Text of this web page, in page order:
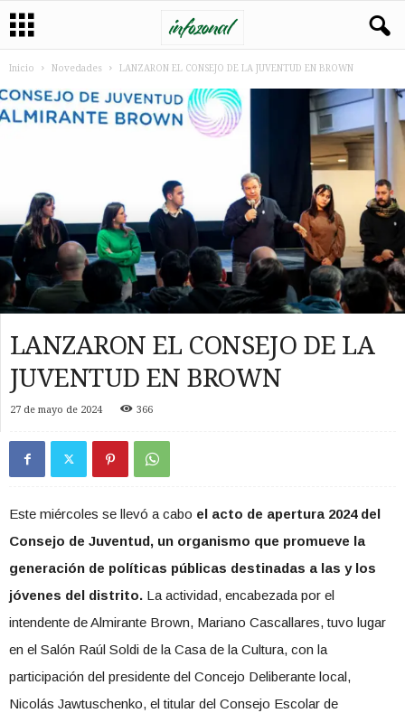
Inicio Novedades LANZARON EL CONSEJO DE LA JUVENTUD EN BROWN
LANZARON EL CONSEJO DE LA
JUVENTUD EN BROWN
27 de mayo de 2024 366
Este miércoles se llevó a cabo el acto de apertura 2024 del
Consejo de Juventud, un organismo que promueve la
generación de políticas públicas destinadas a las y los
jóvenes del distrito. La actividad, encabezada por el
intendente de Almirante Brown, Mariano Cascallares, tuvo lugar
en el Salón Raúl Soldi de la Casa de la Cultura, con la
participación del presidente del Concejo Deliberante local,
Nicolás Jawtuschenko, el titular del Consejo Escolar de